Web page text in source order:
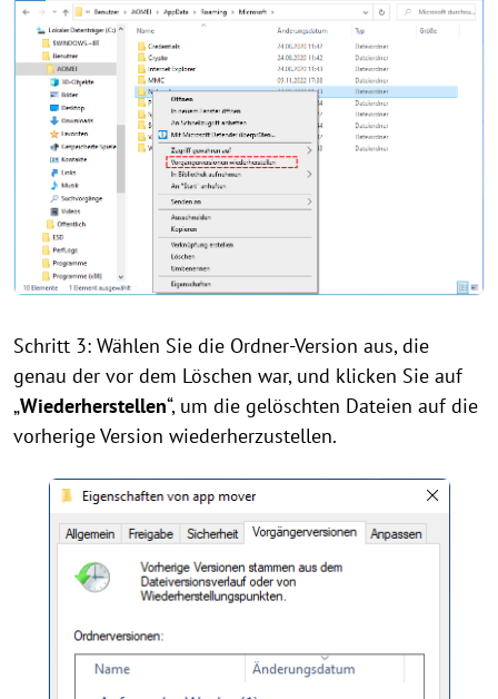
Schritt 3: Wählen Sie die Ordner-Version aus, die
genau der vor dem Löschen war, und klicken Sie auf
„Wiederherstellen“, um die gelöschten Dateien auf die
vorherige Version wiederherzustellen.